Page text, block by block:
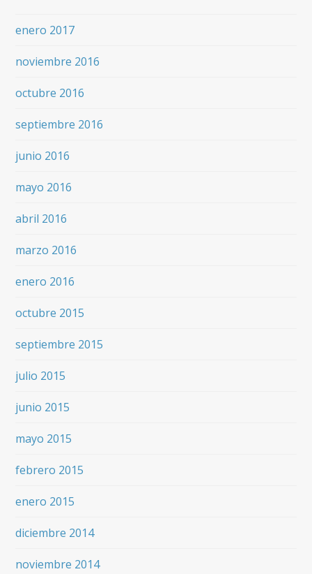
enero 2017
noviembre 2016
octubre 2016
septiembre 2016
junio 2016
mayo 2016
abril 2016
marzo 2016
enero 2016
octubre 2015
septiembre 2015
julio 2015
junio 2015
mayo 2015
febrero 2015
enero 2015
diciembre 2014
noviembre 2014